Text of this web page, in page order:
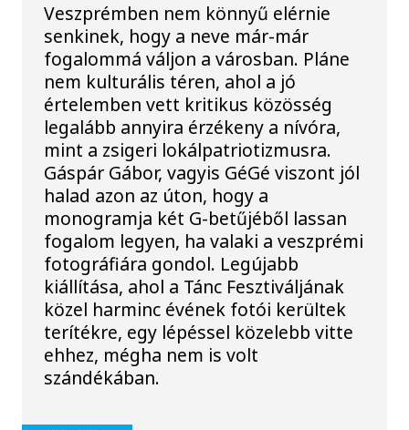
Veszprémben nem könnyű elérnie
senkinek, hogy a neve már-már
fogalommá váljon a városban. Pláne
nem kulturális téren, ahol a jó
értelemben vett kritikus közösség
legalább annyira érzékeny a nívóra,
mint a zsigeri lokálpatriotizmusra.
Gáspár Gábor, vagyis GéGé viszont jól
halad azon az úton, hogy a
monogramja két G-betűjéből lassan
fogalom legyen, ha valaki a veszprémi
fotográfiára gondol. Legújabb
kiállítása, ahol a Tánc Fesztiváljának
közel harminc évének fotói kerültek
terítékre, egy lépéssel közelebb vitte
ehhez, mégha nem is volt
szándékában.